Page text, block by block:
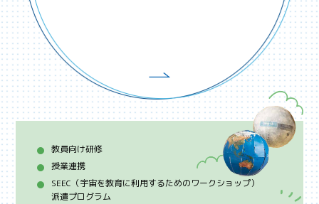
教員向け研修
授業連携
SEEC（宇宙を教育に利用するためのワークショップ）
派遣プログラム